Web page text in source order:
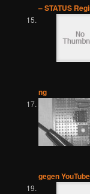
– STATUS
ng
gegen